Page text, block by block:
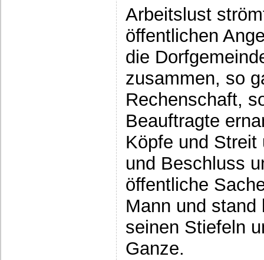
Arbeitslust
öffentlichen
die
zusammen, so
Rechenschaft,
Beauftragte
Köpfe und
und Beschluss
öffentliche
Mann und stand
seinen Stiefeln
Ganze.